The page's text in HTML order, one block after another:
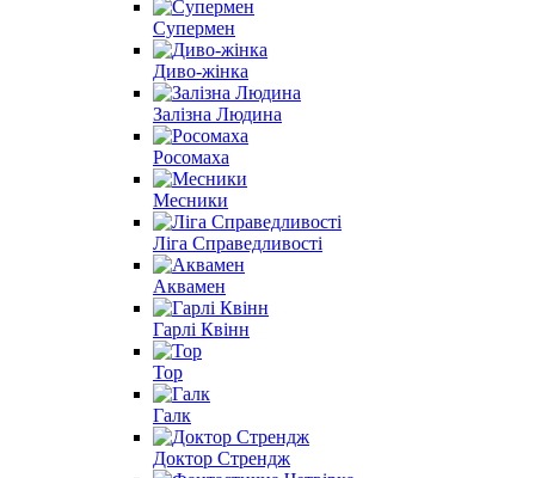
Супермен
Диво-жінка
Залізна Людина
Росомаха
Месники
Ліга Справедливості
Аквамен
Гарлі Квінн
Тор
Галк
Доктор Стрендж